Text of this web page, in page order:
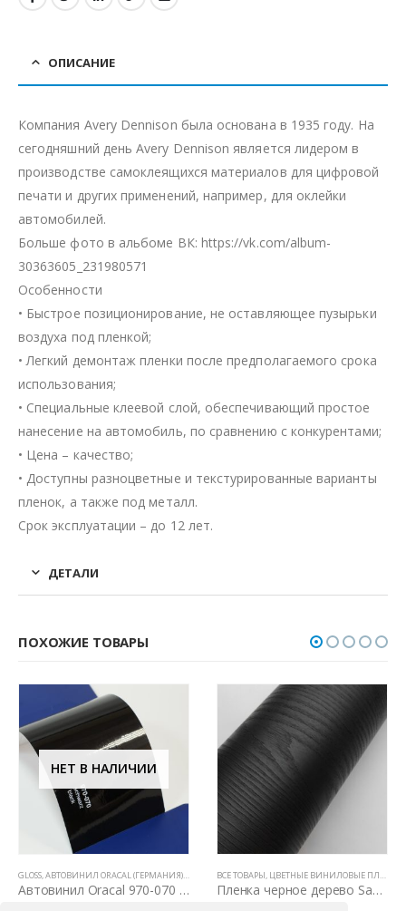
ОПИСАНИЕ
Компания Avery Dennison была основана в 1935 году. На
сегодняшний день Avery Dennison является лидером в
производстве самоклеящихся материалов для цифровой
печати и других применений, например, для оклейки
автомобилей.
Больше фото в альбоме ВК: https://vk.com/album-
30363605_231980571
Особенности
• Быстрое позиционирование, не оставляющее пузырьки
воздуха под пленкой;
• Легкий демонтаж пленки после предполагаемого срока
использования;
• Специальные клеевой слой, обеспечивающий простое
нанесение на автомобиль, по сравнению с конкурентами;
• Цена – качество;
• Доступны разноцветные и текстурированные варианты
пленок, а также под металл.
Срок эксплуатации – до 12 лет.
ДЕТАЛИ
ПОХОЖИЕ ТОВАРЫ
ПЛЕНКИ
НЕТ В НАЛИЧИИ
GLOSS,АВТОВИНИЛ ORACAL (ГЕРМАНИЯ),ВСЕ ТОВАРЫ,ЦВЕТНЫЕ ВИНИЛОВЫЕ ПЛЕНКИ
Автовинил Oracal 970-070 schwarz black – черный
ВСЕ ТОВАРЫ, ЦВЕТНЫЕ ВИНИЛОВЫЕ ПЛЕНКИ
Пленка черное дерево Samsung Mg 3030